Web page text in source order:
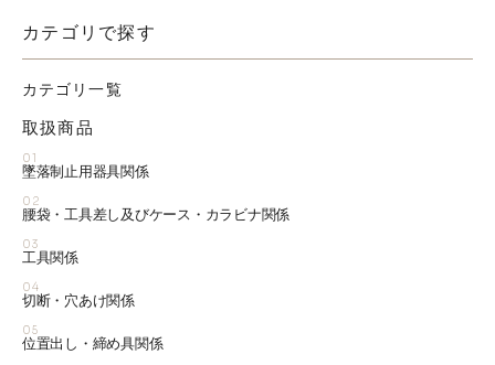
カテゴリで探す
カテゴリ一覧
取扱商品
01
墜落制止用器具関係
02
腰袋・工具差し及びケース・カラビナ関係
03
工具関係
04
切断・穴あけ関係
05
位置出し・締め具関係